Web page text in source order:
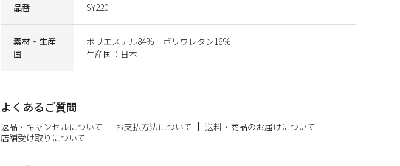
品番 SY220
素材・生産
国
ポリエステル84% ポリウレタン16%
生産国：日本
よくあるご質問
返品・キャンセルについて お支払方法について
送料・商品のお届けについて
店舗受け取りについて